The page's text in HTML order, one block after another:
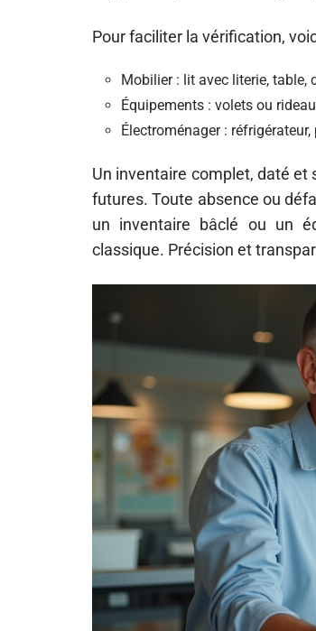
Pour faciliter la vérification,
Mobilier : lit avec literie, table,
Équipements : volets ou
Électroménager :
Un inventaire complet, daté et
futures. Toute absence ou
un inventaire bâclé ou un
classique. Précision et